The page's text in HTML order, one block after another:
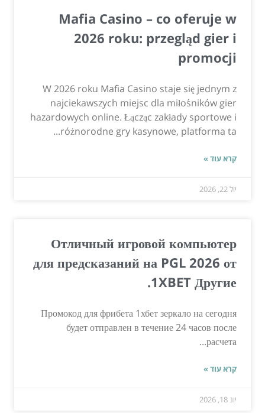
Mafia Casino – co oferuje w
2026 roku: przegląd gier i
promocji
W 2026 roku Mafia Casino staje się jednym z
najciekawszych miejsc dla miłośników gier
hazardowych online. Łącząc zakłady sportowe i
różnorodne gry kasynowe, platforma ta...
קרא עוד »
יול 22, 2026
Отличный игровой компьютер
для предсказаний на PGL 2026 от
1XBET Другие.
Промокод для фрибета 1хбет зеркало на сегодня
будет отправлен в течение 24 часов после
расчета...
קרא עוד »
יונ 18, 2026